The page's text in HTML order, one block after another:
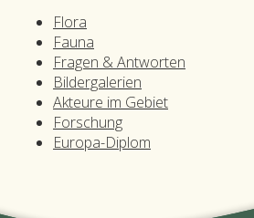
Flora
Fauna
Fragen & Antworten
Bildergalerien
Akteure im Gebiet
Forschung
Europa-Diplom